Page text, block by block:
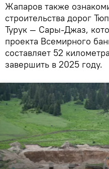
Жапаров также
строительства дорог
Турук — Сары-Джаз,
проекта Всемирного
составляет 52
завершить в 2025 году.